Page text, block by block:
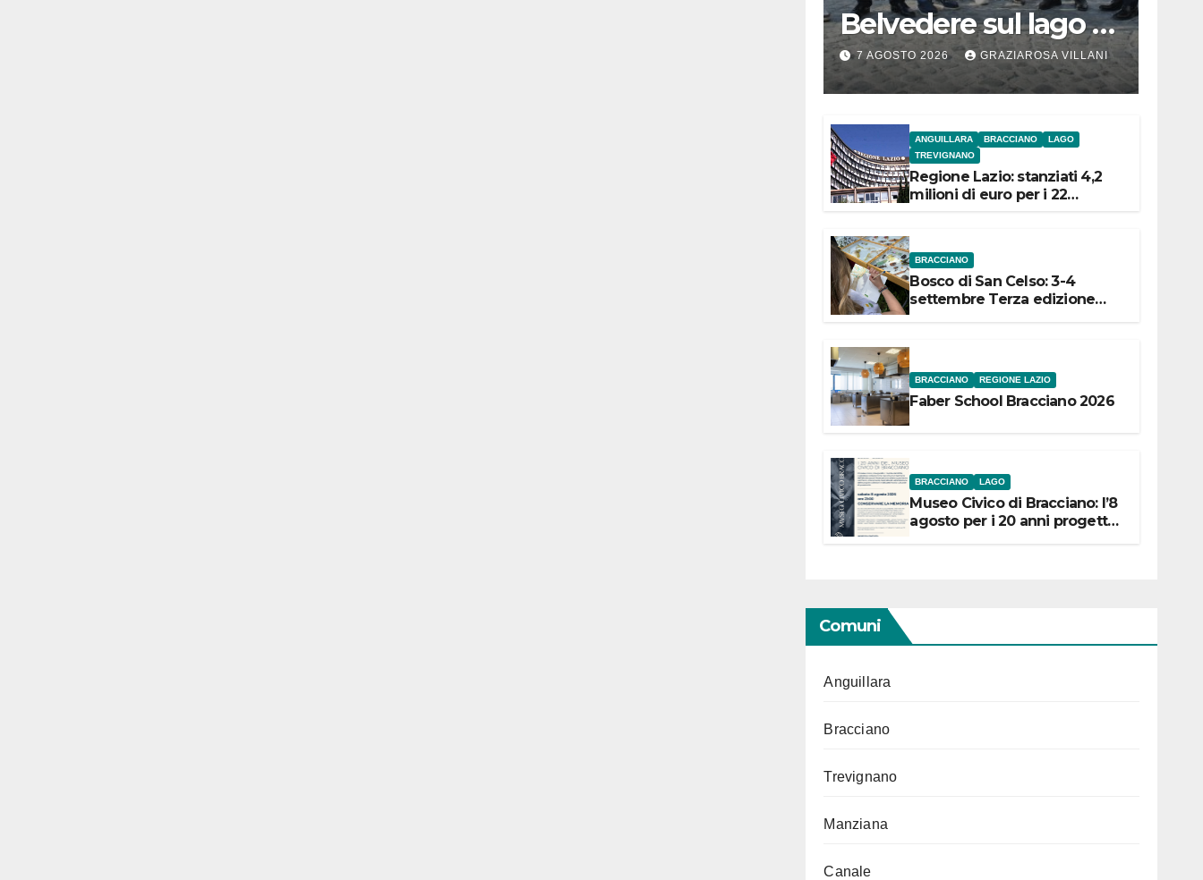
Belvedere sul lago di
Bracciano: ieri
l’inaugurazione
7 AGOSTO 2026 GRAZIAROSA VILLANI
ANGUILLARA BRACCIANO
LAGO
TREVIGNANO
Regione Lazio: stanziati 4,2
milioni di euro per i 22
BRACCIANO
Bosco di San Celso: 3-4
settembre Terza edizione
BRACCIANO REGIONE LAZIO
Faber School Bracciano 2026
BRACCIANO LAGO
Museo Civico di Bracciano: l’8
agosto per i 20 anni progetto
Comuni
Anguillara
Bracciano
Trevignano
Manziana
Canale